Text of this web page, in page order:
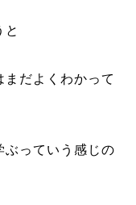
と
だよくわかって
ぶっていう感じの